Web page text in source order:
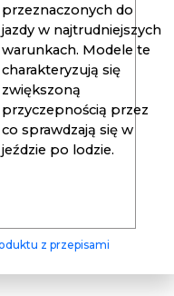
przeznaczonych do
jazdy w najtrudniejszych
warunkach. Modele te
charakteryzują się
zwiększoną
przyczepnością przez
co sprawdzają się w
jeździe po lodzie.
z przepisami